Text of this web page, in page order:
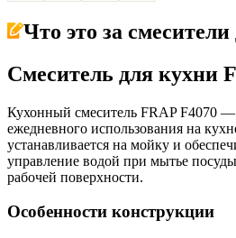
Что это за
Смеситель для кухни
Кухонный смеситель FRAP F4070
ежедневного использования на
устанавливается на мойку и
управление водой при мытье
рабочей поверхности.
Особенности конструкции